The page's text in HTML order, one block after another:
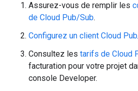
Assurez-vous de remplir les
de Cloud Pub/Sub.
Configurez un client Cloud
Consultez les tarifs de Cloud
facturation pour votre projet
console Developer.